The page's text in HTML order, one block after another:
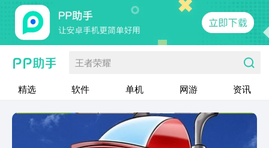
王者荣耀
精选 软件 单机 网游 资讯